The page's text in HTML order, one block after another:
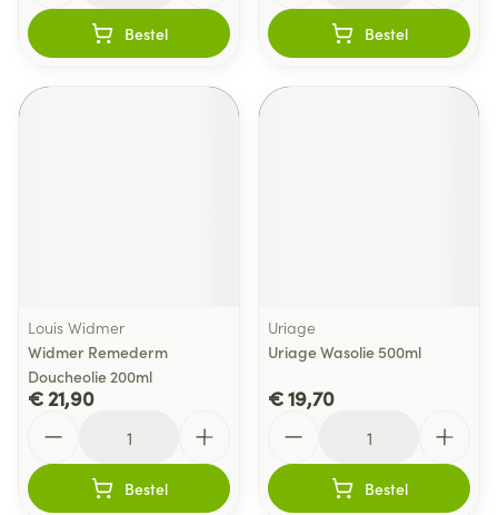
Bestel Bestel
Louis Widmer
Widmer Remederm
Doucheolie 200ml
€ 21,90
Bestel
Uriage
Uriage Wasolie 500ml
€ 19,70
Bestel